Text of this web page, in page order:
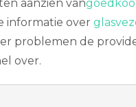
aanzien van
informatie over
problemen de
over.